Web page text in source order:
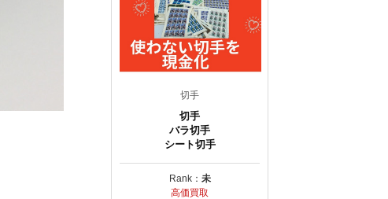
切手
切手
バラ切手
シート切手
Rank： 未
高価買取